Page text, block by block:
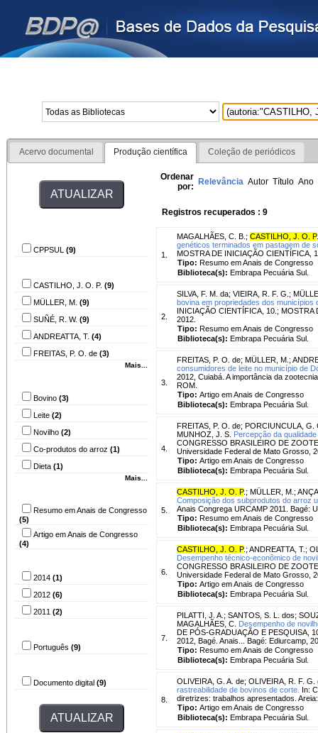
Acervo documental Produção científica Coleção de periódicos
CPPSUL (9)
CASTILHO, J. O. P. (9)
MÜLLER, M. (9)
SUÑÉ, R. W. (9)
ANDREATTA, T. (4)
FREITAS, P. O. de (3)
Mais...
Bovino (3)
Leite (2)
Novilho (2)
Co-produtos do arroz (1)
Dieta (1)
Mais...
Resumo em Anais de Congresso
(5)
Artigo em Anais de Congresso
(4)
2014 (1)
2012 (6)
2011 (2)
Português (9)
Documento digital (9)
Ordenar
por: Relevância Autor Título Ano
Registros recuperados : 9
1.
MAGALHÃES, C. B. ; CASTILHO, J. O. P.
genéticos terminados em pastagem de
MOSTRA DE INICIAÇÃO CIENTÍFICA,
Tipo: Resumo em Anais de Congresso
Biblioteca(s): Embrapa Pecuária Sul.
2.
SILVA, F. M. da; VIEIRA, R. F. G. ;
bovina em propriedades dos municípios
INICIAÇÃO CIENTÍFICA, 10.;
2012.
Tipo: Resumo em Anais de Congresso
Biblioteca(s): Embrapa Pecuária Sul.
3.
FREITAS, P. O. de; MÜLLER, M. ;
consumidores de leite no município de
2012, Cuiabá. A importância da
ROM.
Tipo: Artigo em Anais de Congresso
Biblioteca(s): Embrapa Pecuária Sul.
4.
FREITAS, P. O. de; PORCIUNCULA, G.
MUNHOZ, J. S. Percepção da
CONGRESSO BRASILEIRO DE
Universidade Federal de Mato Grosso,
Tipo: Artigo em Anais de Congresso
Biblioteca(s): Embrapa Pecuária Sul.
5.
CASTILHO, J. O. P. ; MÜLLER, M. ;
Composição dos subprodutos do arroz
Anais Congrega URCAMP 2011. Bagé:
Tipo: Resumo em Anais de Congresso
Biblioteca(s): Embrapa Pecuária Sul.
6.
CASTILHO, J. O. P. ; ANDREATTA, T. ;
Desempenho técnico-econômico de
CONGRESSO BRASILEIRO DE
Universidade Federal de Mato Grosso,
Tipo: Artigo em Anais de Congresso
Biblioteca(s): Embrapa Pecuária Sul.
7.
PILATTI, J. A. ; SANTOS, S. L. dos;
MAGALHÃES, C. Desempenho de
DE PÓS-GRADUAÇÃO E PESQUISA,
2012, Bagé. Anais... Bagé: Ediurcamp,
Tipo: Resumo em Anais de Congresso
Biblioteca(s): Embrapa Pecuária Sul.
8.
OLIVEIRA, G. A. de; OLIVEIRA, R. F. G.
rastreabilidade de bovinos de corte. In:
diretrizes: trabalhos apresentados.
Tipo: Artigo em Anais de Congresso
Biblioteca(s): Embrapa Pecuária Sul.